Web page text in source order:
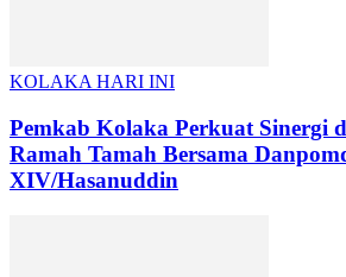
KOLAKA HARI INI
Pemkab Kolaka Perkuat Sinergi
Ramah Tamah Bersama
XIV/Hasanuddin